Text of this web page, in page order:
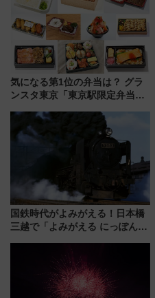
気になる第1位の弁当は？ グラ
ンスタ東京「東京駅限定弁当
国鉄時代がよみがえる！日本橋
三越で「よみがえる にっぽんの
敬の名作写真も、駅弁フェスも